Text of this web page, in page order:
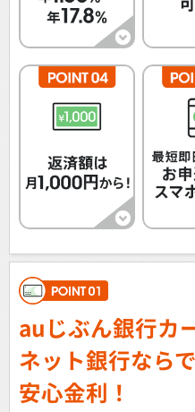
auじぶん銀行カ
ネット銀行なら
安心金利！